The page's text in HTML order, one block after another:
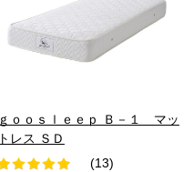
ｇｏｏｓｌｅｅｐ Ｂ－１ マッ
トレス ＳＤ
(13)